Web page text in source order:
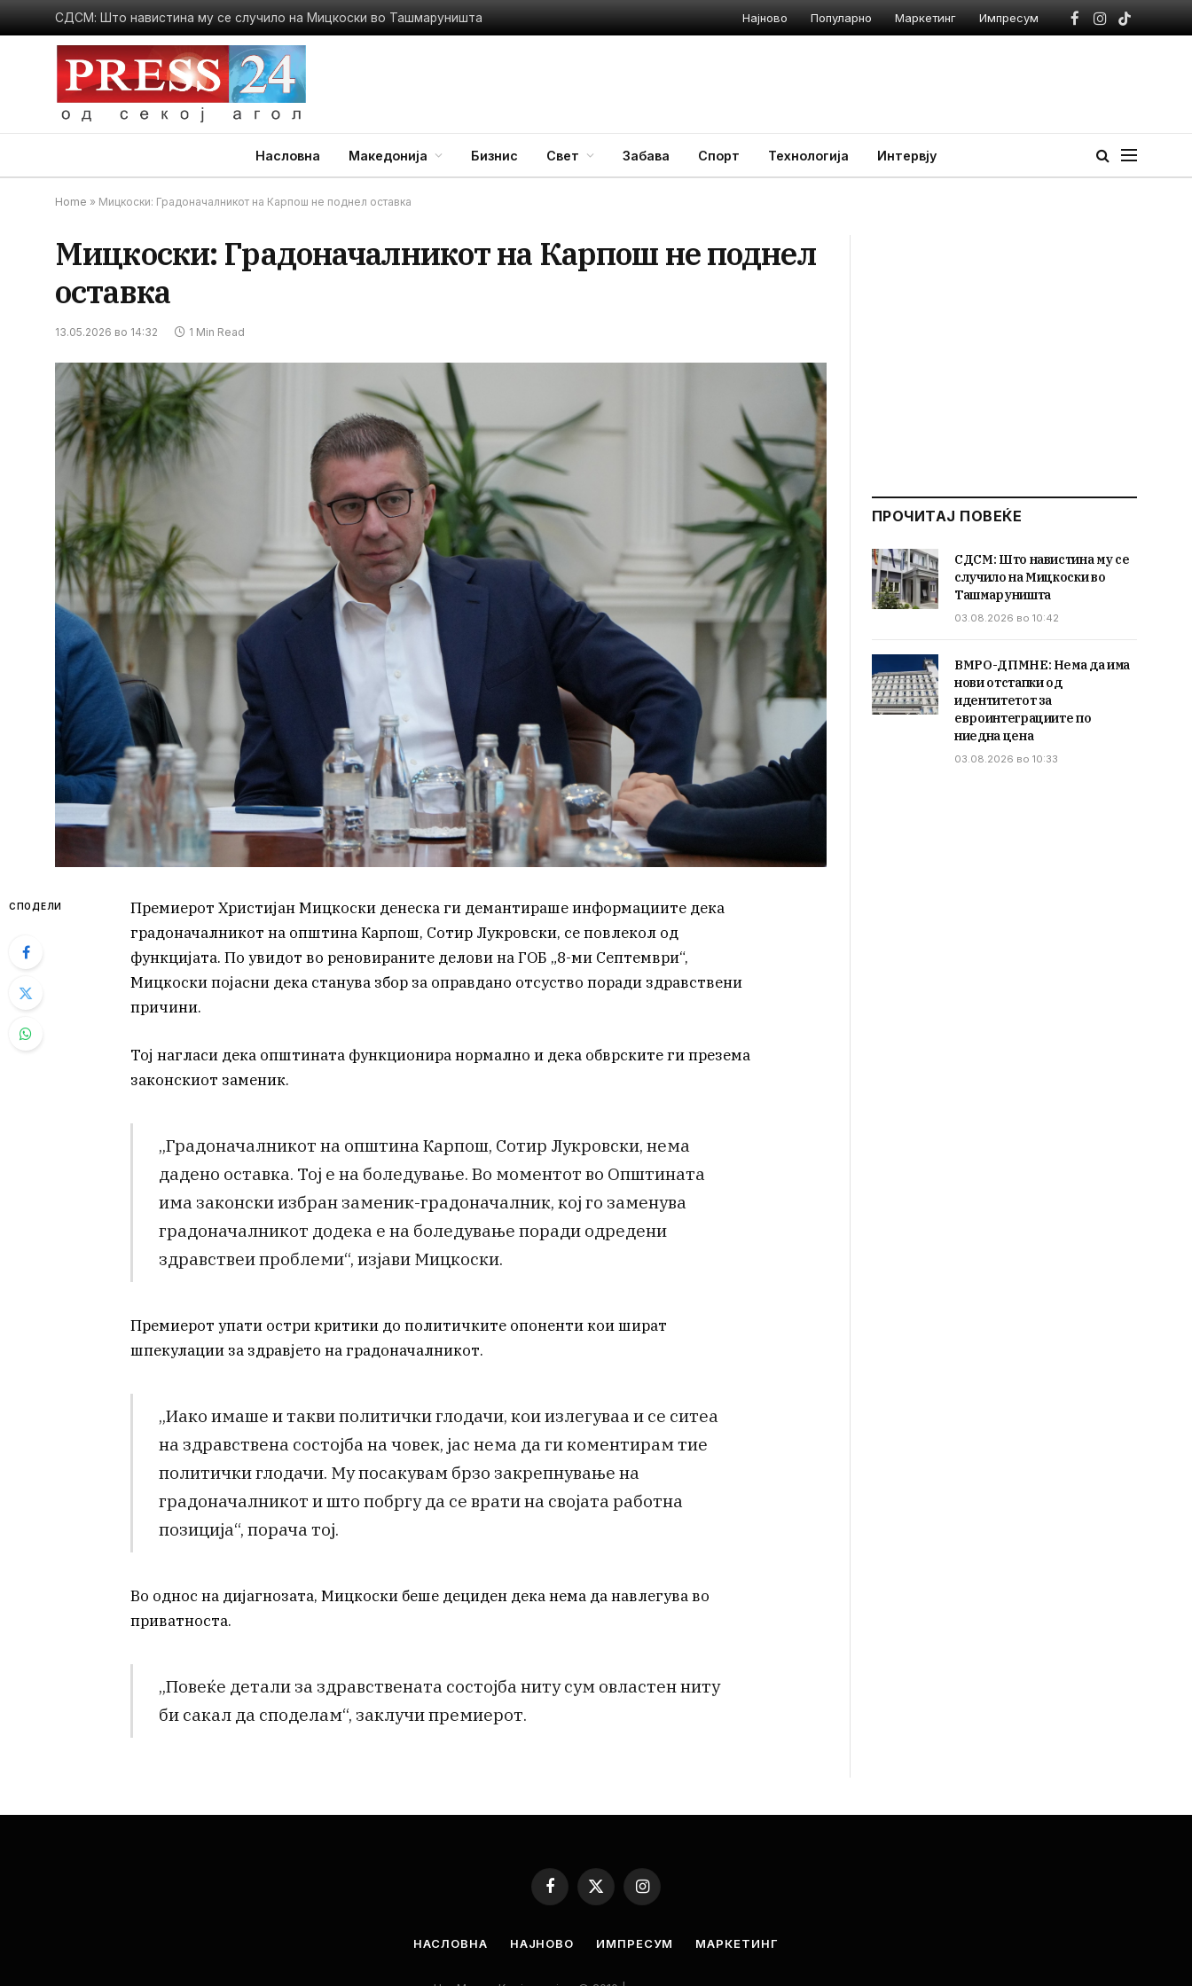
СДСМ: Што навистина му се случило на Мицкоски во Ташмаруништа Најново Популарно Маркетинг Импресум
Facebook
Instagram
TikTok
Насловна Македонија Бизнис Свет Забава Спорт Технологија Интервју
Home » Мицкоски: Градоначалникот на Карпош не поднел оставка
Мицкоски: Градоначалникот на Карпош не поднел
оставка
13.05.2026 во 14:32 1 Min Read
СПОДЕЛИ
Премиерот Христијан Мицкоски денеска ги демантираше информациите дека
градоначалникот на општина Карпош, Сотир Лукровски, се повлекол од
функцијата. По увидот во реновираните делови на ГОБ „8-ми Септември“,
Мицкоски појасни дека станува збор за оправдано отсуство поради здравствени
причини.
Тој нагласи дека општината функционира нормално и дека обврските ги презема
законскиот заменик.
„Градоначалникот на општина Карпош, Сотир Лукровски, нема
дадено оставка. Тој е на боледување. Во моментот во Општината
има законски избран заменик-градоначалник, кој го заменува
градоначалникот додека е на боледување поради одредени
здравствеи проблеми“, изјави Мицкоски.
Премиерот упати остри критики до политичките опоненти кои шират
шпекулации за здравјето на градоначалникот.
„Иако имаше и такви политички глодачи, кои излегуваа и се ситеа
на здравствена состојба на човек, јас нема да ги коментирам тие
политички глодачи. Му посакувам брзо закрепнување на
градоначалникот и што побргу да се врати на својата работна
позиција“, порача тој.
Во однос на дијагнозата, Мицкоски беше дециден дека нема да навлегува во
приватноста.
„Повеќе детали за здравствената состојба ниту сум овластен ниту
би сакал да споделам“, заклучи премиерот.
ПРОЧИТАЈ ПОВЕЌЕ
СДСМ: Што навистина му се
случило на Мицкоски во
Ташмаруништа
03.08.2026 во 10:42
ВМРО-ДПМНЕ: Нема да има
нови отстапки од
идентитетот за
евроинтеграциите по
ниедна цена
03.08.2026 во 10:33
Facebook
X
(Twitter)
Instagram
НАСЛОВНА НАЈНОВО ИМПРЕСУМ МАРКЕТИНГ